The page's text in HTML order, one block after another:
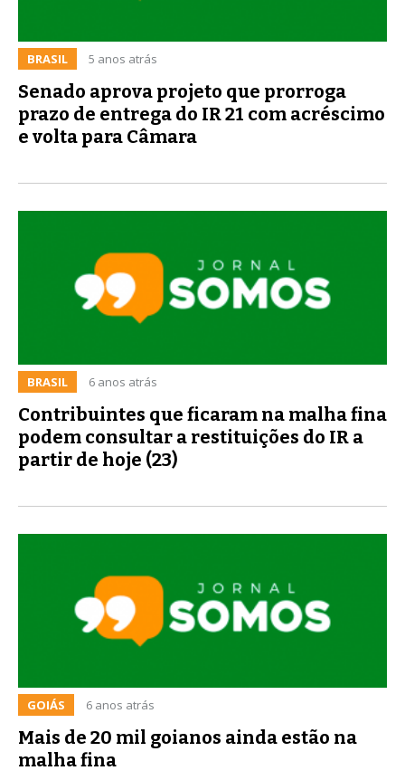
BRASIL 5 anos atrás
Senado aprova projeto que prorroga
prazo de entrega do IR 21 com acréscimo
e volta para Câmara
BRASIL 6 anos atrás
Contribuintes que ficaram na malha fina
podem consultar a restituições do IR a
partir de hoje (23)
GOIÁS 6 anos atrás
Mais de 20 mil goianos ainda estão na
malha fina